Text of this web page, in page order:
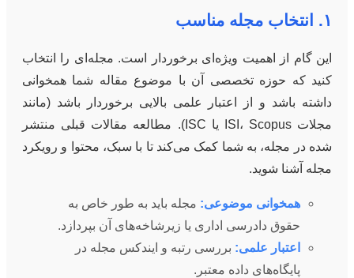
۱. انتخاب مجله مناسب
این گام از اهمیت ویژه‌ای برخوردار است. مجله‌ای را انتخاب
کنید که حوزه تخصصی آن با موضوع مقاله شما همخوانی
داشته باشد و از اعتبار علمی بالایی برخوردار باشد (مانند
مجلات ISI، Scopus یا ISC). مطالعه مقالات قبلی منتشر
شده در مجله، به شما کمک می‌کند تا با سبک، محتوا و رویکرد
مجله آشنا شوید.
همخوانی موضوعی: مجله باید به طور خاص به
حقوق دادرسی اداری یا زیرشاخه‌های آن بپردازد.
اعتبار علمی: بررسی رتبه و ایندکس مجله در
پایگاه‌های داده معتبر.